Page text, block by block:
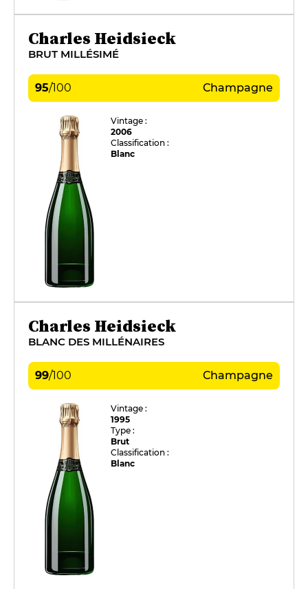
Charles Heidsieck
BRUT MILLÉSIMÉ
95/100 Champagne
Vintage :
2006
Classification :
Blanc
Charles Heidsieck
BLANC DES MILLÉNAIRES
99/100 Champagne
Vintage :
1995
Type :
Brut
Classification :
Blanc